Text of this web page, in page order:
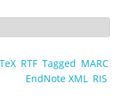
RTF Tagged MARC
EndNote XML
RIS